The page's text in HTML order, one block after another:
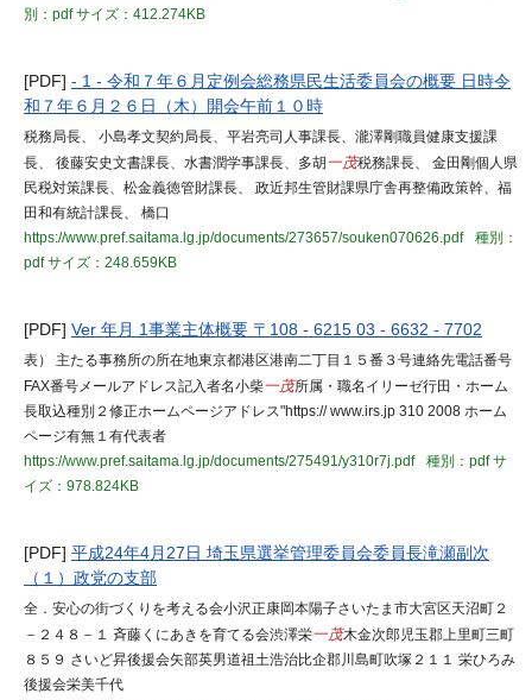
別：pdfサイズ：412.274KB
[PDF] - 1 - 令和７年６月定例会総務県民生活委員会の概要 日時令
和７年６月２６日（木）開会午前１０時
税務局長、 小島孝文契約局長、平岩亮司人事課長、瀧澤剛職員健康支援課
長、 後藤安史文書課長、水書潤学事課長、多胡 一茂税務課長、 金田剛個人県
民税対策課長、松金義徳管財課長、 政近邦生管財課県庁舎再整備政策幹、福
田和有統計課長、 橋口
https://www.pref.saitama.lg.jp/documents/273657/souken070626.pdf
種別：
pdfサイズ：248.659KB
[PDF] Ver 年月 1事業主体概要 〒108 - 6215 03 - 6632 - 7702
表） 主たる事務所の所在地東京都港区港南二丁目１５番３号連絡先電話番号
FAX番号メールアドレス記入者名小柴一茂所属・職名イリーゼ行田・ホーム
長取込種別２修正ホームページアドレス"https:// www.irs.jp 310 2008 ホーム
ページ有無１有代表者
https://www.pref.saitama.lg.jp/documents/275491/y310r7j.pdf
種別：pdfサ
イズ：978.824KB
[PDF] 平成24年4月27日 埼玉県選挙管理委員会委員長滝瀬副次
（１）政党の支部
全．安心の街づくりを考える会小沢正康岡本陽子さいたま市大宮区天沼町２
－２４８－１ 斉藤くにあきを育てる会渋澤栄一茂木金次郎児玉郡上里町三町
８５９ さいど昇後援会矢部英男道祖土浩治比企郡川島町吹塚２１１ 栄ひろみ
後援会栄美千代